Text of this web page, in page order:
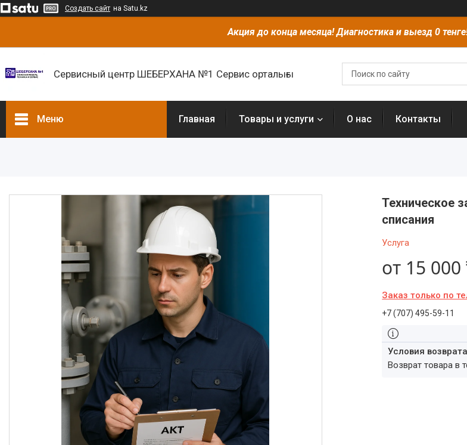
Создать сайт на Satu.kz
Акция до конца месяца! Диагностика и выезд 0
Сервисный центр ШЕБЕРХАНА №1 Сервис орталығы
Меню Главная Товары и услуги О нас Контакты
Техническое
списания
Услуга
от 15 000
Заказ только по
+7 (707) 495-59-11
возврат товара в